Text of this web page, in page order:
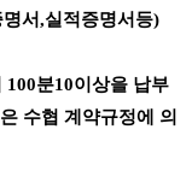
서,실적증명서등)
100분10이상을 납부
수협 계약규정에 의